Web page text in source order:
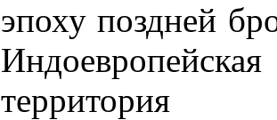
эпоху поздней
территория